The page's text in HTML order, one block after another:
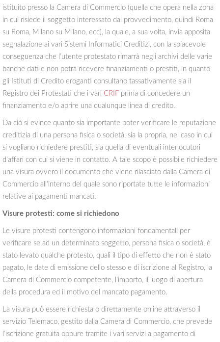
istituito presso la Camera di Commercio (quella che opera nella zona
in cui risiede il soggetto interessato dal provvedimento, quindi Roma
su Roma, Milano su Milano, ecc), la quale, a sua volta, invia apposita
segnalazione ai vari Sistemi Informatici Creditizi, con la spiacevole
conseguenza che l’utente protestato rimarrà negli archivi delle varie
banche dati e non potrà ricevere finanziamenti o prestiti, in quanto
gli Istituti di Credito eroganti consultano tassativamente sia il
Registro dei Protestati che i vari CRIF prima di concedere un
finanziamento e/o aprire una qualunque linea di credito.
Da ciò si evince quanto sia importante poter verificare le reputazione
creditizia di una persona fisica o società, sia la propria, nel caso in cui
si vogliano richiedere prestiti, sia quella di eventuali interlocutori
d’affari con cui si viene in contatto. A tale scopo è possibile richiedere
una visura ovvero il documento che viene rilasciato dalla Camera di
Commercio all’interno del quale sono riportate tutte le informazioni
relative ai pagamenti mancati.
Visure protesti: come si richiedono
Le visure protesti contengono informazioni fondamentali per
verificare se ad un determinato soggetto, persona fisica o società, è
stato levato qualche protesto, quali il tipo di effetto che non è stato
pagato, le date di emissione dello stesso e di iscrizione al Registro, la
Camera di Commercio competente, l’importo, il luogo di apertura
della procedura ed il motivo del mancato pagamento.
La visura può essere richiesta o direttamente online attraverso il
servizio Telemaco, gestito dalla Camera di Commercio, che prevede
l’iscrizione gratuita oppure tramite i vari servizi a pagamento di